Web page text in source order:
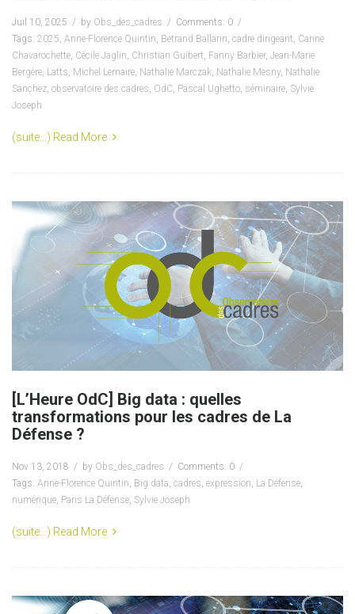
Juil 10, 2025 by Obs_des_cadres
Comments: 0
Tags: 2025 Anne-Florence Quintin Betrand Ballarin cadre dirigeant Carine
Chavarochette Cécile Jaglin Christian Guibert Fanny Barbier, Jean-Marie
Bergère Latts Michel Lemaire Nathalie Marczak Nathalie Mesny, Nathalie
Sanchez observatoire des cadres OdC Pascal Ughetto séminaire Sylvie
Joseph
(suite…) Read More
[L’Heure OdC] Big data : quelles
transformations pour les cadres de La
Défense ?
Nov 13, 2018 by Obs_des_cadres
Comments: 0
Tags: Anne-Florence Quintin, Big data, cadres, expression, La Défense,
numérique, Paris La Défense, Sylvie Joseph
(suite…) Read More